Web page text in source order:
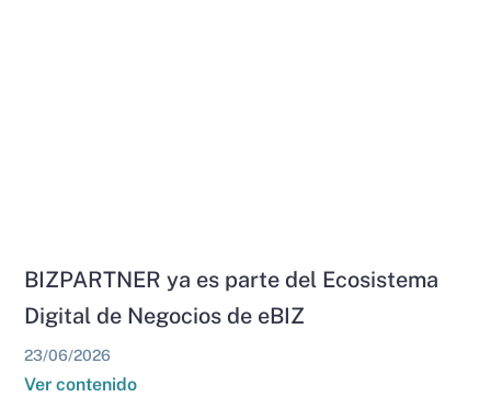
BIZPARTNER ya es parte del Ecosistema
Digital de Negocios de eBIZ
23/06/2026
Ver contenido